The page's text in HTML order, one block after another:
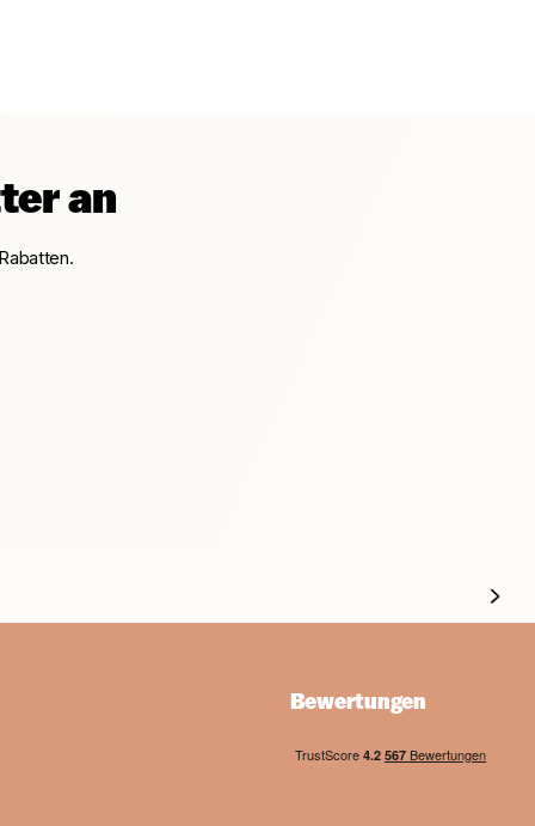
an
Bewertungen